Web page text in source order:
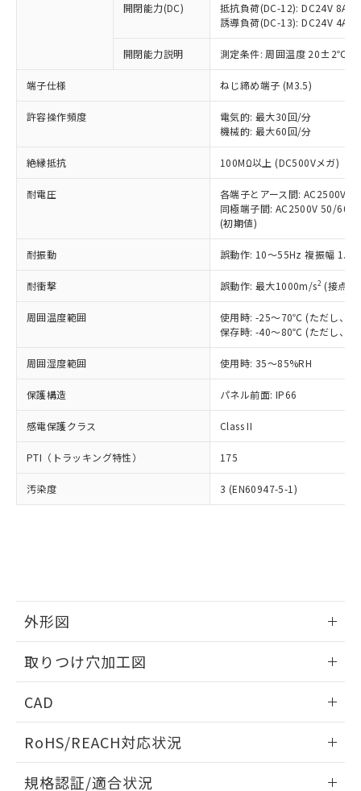
開閉能力(DC)
抵抗負荷(DC-12): DC24V 8A/
誘導負荷(DC-13): DC24V 4A/
開閉能力説明 測定条件: 周囲温度 20±2℃、
端子仕様 ねじ締め端子 (M3.5)
許容操作頻度
電気的: 最大30回/分
機械的: 最大60回/分
絶縁抵抗 100MΩ以上 (DC500Vメガ)
耐電圧
各端子とアース間: AC2500V
同極端子間: AC2500V 50/
(初期値)
耐振動 誤動作: 10～55Hz 複振幅
耐衝撃 誤動作: 最大1000m/s2 (接点
周囲温度範囲
使用時: -25～70℃ (ただし、氷
保存時: -40～80℃ (ただし、氷
周囲湿度範囲 使用時: 35～85%RH
保護構造 パネル前面: IP66
感電保護クラス Class II
PTI（トラッキング特性） 175
汚染度 3 (EN60947-5-1)
外形図
取りつけ穴加工図
CAD
ドすることができます。
RoHS/REACH対応状況
規格認証/適合状況
以下の条件をお読みいただき、同意のうえ
ご利用ください。
本サービスは、当社制御機器事業取扱
商品の当社在庫状況および標準価格
(税抜)を提供させていただくもので
当社制御機器事業取扱商品の中には、
本サービスの対象外となる商品もある
ことをご了承ください。
在庫状況および標準価格照会結果は、
記載している更新日時点での社内デー
タに基づき作成されるものであり、閲
覧された時点での実際の在庫および標
準価格とは異なる場合があることをご
正式な納期状況および標準価格はお客
様のお取引先、またはお客様担当のオ
ムロン制御機器販売店・当社販売員に
オムロン制御機器販売店や当社販売拠
販売ネットワーク
」をご確認
在庫状況および標準価格結果を当社の
事前の承諾なく第三者に漏洩または開
示しないようお願いします。
マイパーツ機能（部品リスト作成サー
ビス）をご利用いただくには、I-Web
品・サービスに関するお客様との取
の共同利用に関して"
用者の範囲」に記載されている法人を
対応予定なし：EU RoHS指令（10物質）の
非含有に非対応の商品で、対応品を出す予
調査・確認中：EU RoHS指令（10物質）の
非含有の対応状況を調査中または確認中の
商品です。
非該当品：ライセンス料など無形物で、有
害物質有無と関係のない商品です。
仕入先様の事情により、非含有部品として
いたものが、含有品と判明した場合などや
むを得ず変更することがあります。
鉛(Pb) 1000ppm以下、 水銀(Hg) 1000ppm以下、 カド
六価クロム(Cr(Ⅵ)) 1000ppm以下、ポリ臭化ビフェニル
類(PBB) 1000ppm以下、ポリ臭化ジフェニルエーテル類
ルベンジル（BBP） 1000ppm以下、フタル酸ジブチル
（DBP） 1000ppm以下、フタル酸ジイソブチル
但し、RoHS指令で産業用監視および制御機器に対する
適用除外項目は除く。
フタル酸エステル類の４物質については閾値を超える意
図的な使用がないことを確認しています。
部品在庫の切り替え状況などにより、予定
月が前後することがあります。
EU RoHS指令（10物質）の非含有証明書
51物質の非含有証明書（当社基準）
※本証明書は発行日時点で非含有を証明す
物質の対応では、対応完了までの期間は出
荷製品に未対応品が混在することから備考
欄に対応日を記載しておりました。
「○」：最大均質材料含有率が中国RoHSの
基準値以下であることを示します。
「×」：最大均質材料含有率が中国RoHSの
基準値を超えていることを示します。
「－」：未確認です。当社販売部門へお問
*中国RoHS10物質の基準値 (GB/T26572)：
Pb(鉛) :1000ppm、 Hg(水銀) : 1000ppm、 Cd(カドミウ
Cr(Ⅵ)(六価クロム) : 1000ppm、 PBBs(ポリ臭化ビフェ
ニル類) : 1000ppm、 PBDEs(ポリ臭化ジフェニルエーテ
ル類) : 1000ppm、
DBP(フタル酸ジブチル) : 1000ppm、 DIBP(フタル酸ジ
イソブチル) : 1000ppm、 BBP(フタル酸ブチルベンジ
DEHP(フタル酸ビス(2-エチルヘキシル)) : 1000ppm
「ｅ」：有害物質（10物質）のすべてが基
準値以下であることを示します。
「10」：通常の使用状況下において有害物
質が外部に漏えいし、環境に深刻な影響を
及ぼさない年数を意味します。
当社は、これら貴社製品のうち、外国
為替および外国貿易法に定める商品
（以下｢規制貨物等」という）を輸出
または国外への提供する場合は、日本
国政府の輸出許可(または役務取引許
可)を取得するなどの必要な手続きを
当社は規制貨物を破棄する場合は、完
全に破砕するなど、違法に輸出されな
いよう必要な手段を講じます。
当社は貴社製品を、核兵器、ミサイ
ル、化学兵器、生物兵器またはその他
武器並びにこれらの製造装置等に一切
当社は、貴社製品を第三者に販売する
場合は、上記1、2および3の内容を当
該第三者に通知します。また当社は、
販売先および販売に係わる関係者が違
法に輸出するおそれがある場合は、取
り引きをいたしません。
一定数以上の在庫あり
一定数には満たないが在庫あり
在庫なし(最新の在庫状況につ
いては、お客様のお取引先、ま
たはお客様担当のオムロン制御
機器販売店・当社販売員にご確
受注生産機種、また在庫状況の
情報を公開していない機種